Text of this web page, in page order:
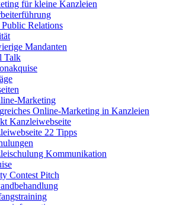
für kleine Kanzleien
Relations
Mandanten
Talk
Marketing
Online-Marketing in Kanzleien
Kanzleiwebseite
22 Tipps
Kommunikation
Contest Pitch